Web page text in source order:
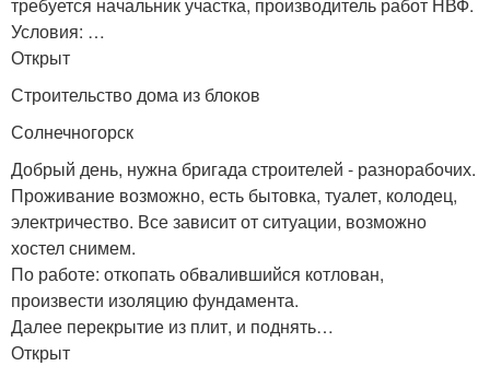
Условия: …
Открыт
Строительство дома из блоков
Солнечногорск
Добрый день, нужна бригада строителей - разнорабочих.
Проживание возможно, есть бытовка, туалет, колодец,
электричество. Все зависит от ситуации, возможно
хостел снимем.
По работе: откопать обвалившийся котлован,
произвести изоляцию фундамента.
Далее перекрытие из плит, и поднять…
Открыт